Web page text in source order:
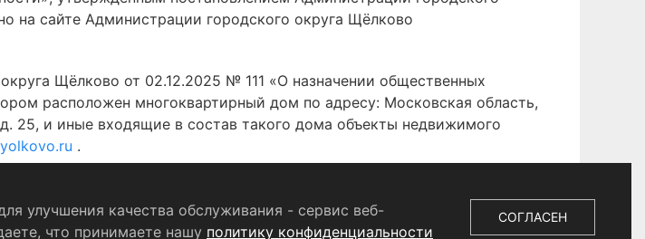
на сайте Администрации городского округа Щёлково
Щёлково от 02.12.2025 № 111 «О назначении общественных
расположен многоквартирный дом по адресу: Московская область,
25, и иные входящие в состав такого дома объекты недвижимого
.
персональных данных
улучшения качества обслуживания - сервис веб-
что принимаете нашу политику конфиденциальности
СОГЛАСЕН